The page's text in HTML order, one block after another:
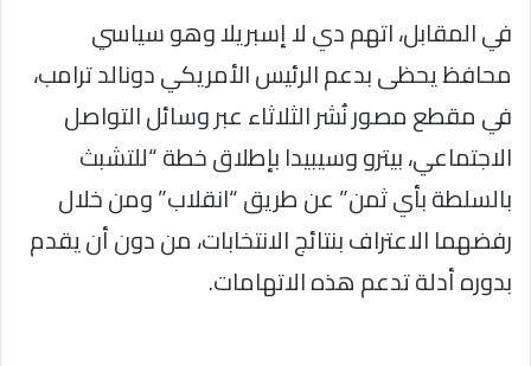
في المقابل، اتهم دي لا إسبريلا وهو سياسي
محافظ يحظى بدعم الرئيس الأمريكي دونالد ترامب،
في مقطع مصور نُشر الثلاثاء عبر وسائل التواصل
الاجتماعي، بيترو وسيبيدا بإطلاق خطة “للتشبث
بالسلطة بأي ثمن” عن طريق “انقلاب” ومن خلال
رفضهما الاعتراف بنتائج الانتخابات، من دون أن يقدم
بدوره أدلة تدعم هذه الاتهامات.